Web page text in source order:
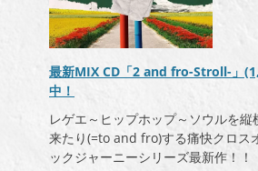
最新MIX CD「2 and fro-Stroll-」
中！
レゲエ～ヒップホップ～ソウルを縦
来たり(=to and fro)する痛快クロス
ックジャーニーシリーズ最新作！！